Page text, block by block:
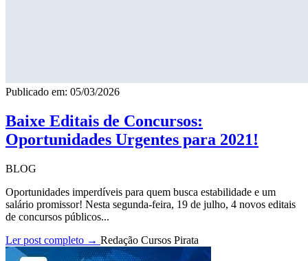
Publicado em: 05/03/2026
Baixe Editais de Concursos:
Oportunidades Urgentes para 2021!
BLOG
Oportunidades imperdíveis para quem busca estabilidade e um
salário promissor! Nesta segunda-feira, 19 de julho, 4 novos editais
de concursos públicos...
Ler post completo → Redação Cursos Pirata